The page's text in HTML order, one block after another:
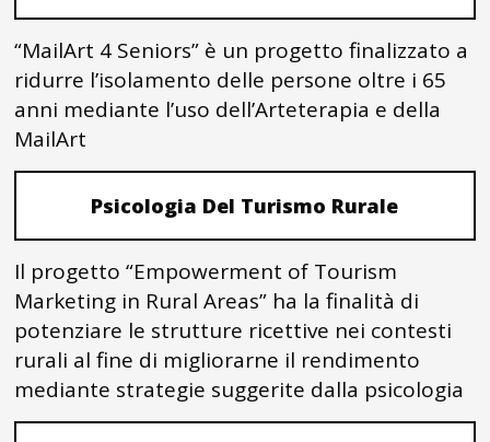
“MailArt 4 Seniors” è un progetto finalizzato a
ridurre l’isolamento delle persone oltre i 65
anni mediante l’uso dell’Arteterapia e della
MailArt
Psicologia Del Turismo Rurale
Il progetto “Empowerment of Tourism
Marketing in Rural Areas” ha la finalità di
potenziare le strutture ricettive nei contesti
rurali al fine di migliorarne il rendimento
mediante strategie suggerite dalla psicologia